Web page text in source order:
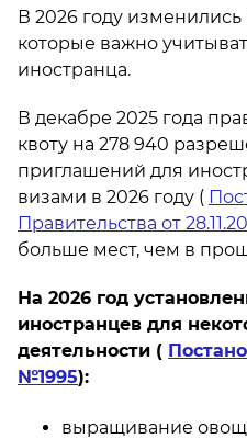
В 2026 году
которые важно
иностранца.
В декабре 2025 года
квоту на 278 940
приглашений для
визами в 2026 году (
Правительства от
больше мест, чем в
На 2026 год
иностранцев для
деятельности (
№1995):
выращивание